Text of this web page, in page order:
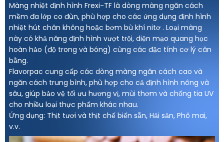
Màng nhiệt định hình Frexi-TF là dòng màng ngăn cách
mềm đa lớp co đùn, phù hợp cho các ứng dụng định hình
nhiệt hút chân không hoặc bơm bù khí nitơ . Loại màng
này có khả năng định hình vượt trội, diện mạo quang học
hoàn hảo (độ trong và bóng) cùng các đặc tính cơ lý cân
bằng.
Flavorpac cung cấp các dòng màng ngăn cách cao và
ngăn cách trung bình, phù hợp cho cả định hình nông và
sâu, giúp bảo vệ tối ưu hương vị, mùi thơm và chống tia UV
cho nhiều loại thực phẩm khác nhau.
Ứng dụng: Thịt tươi và thịt chế biến sẵn, Hải sản, Phô mai,
v.v.